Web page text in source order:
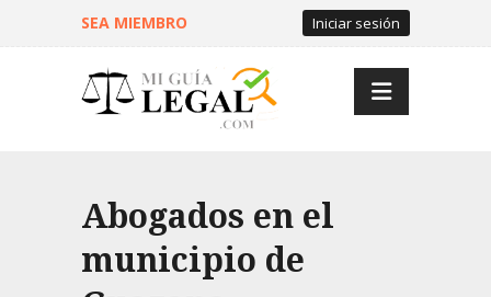
SEA MIEMBRO Iniciar sesión
Abogados en el
municipio de